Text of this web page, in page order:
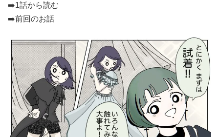
➡️1話から読む
➡️前回のお話